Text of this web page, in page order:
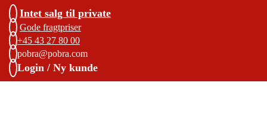
Intet salg til private
Gode fragtpriser
+45 43 27 80 00
pobra@pobra.com
Login / Ny kunde